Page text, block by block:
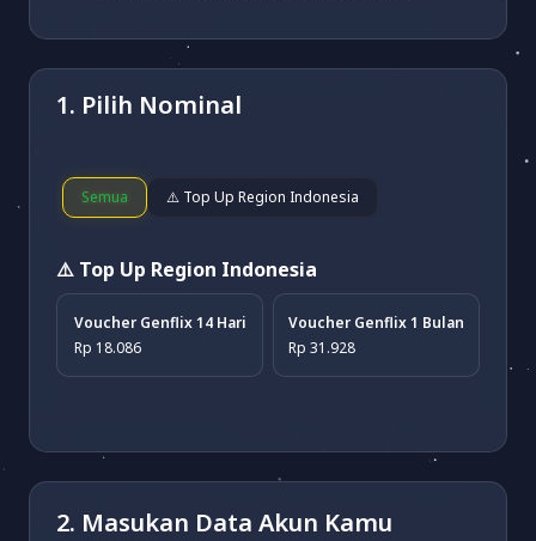
1. Pilih Nominal
Semua ⚠️ Top Up Region Indonesia
⚠️ Top Up Region Indonesia
Voucher Genflix 14 Hari
Rp 18.086
Voucher Genflix 1 Bulan
Rp 31.928
2. Masukan Data Akun Kamu